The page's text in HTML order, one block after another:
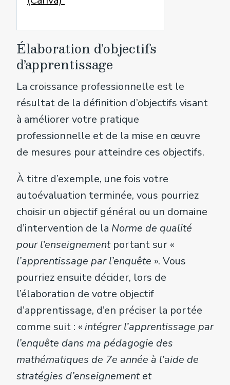
Élaboration d’objectifs
d’apprentissage
La croissance professionnelle est le
résultat de la définition d’objectifs visant
à améliorer votre pratique
professionnelle et de la mise en œuvre
de mesures pour atteindre ces objectifs.
À titre d’exemple, une fois votre
autoévaluation terminée, vous pourriez
choisir un objectif général ou un domaine
d’intervention de la Norme de qualité
pour l’enseignement portant sur «
l’apprentissage par l’enquête ». Vous
pourriez ensuite décider, lors de
l’élaboration de votre objectif
d’apprentissage, d’en préciser la portée
comme suit : «intégrer l’apprentissage par
l’enquête dans ma pédagogie des
mathématiques de 7e année à l’aide de
stratégies d’enseignement et